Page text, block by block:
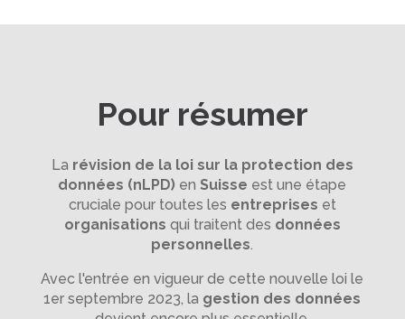
Pour résumer
La révision de la loi sur la protection des
données (nLPD) enSuisse est une étape
cruciale pour toutes les entreprises et
organisations qui traitent des données
personnelles.
Avec l'entrée en vigueur de cette nouvelle loi le
1er septembre 2023, la gestion des données